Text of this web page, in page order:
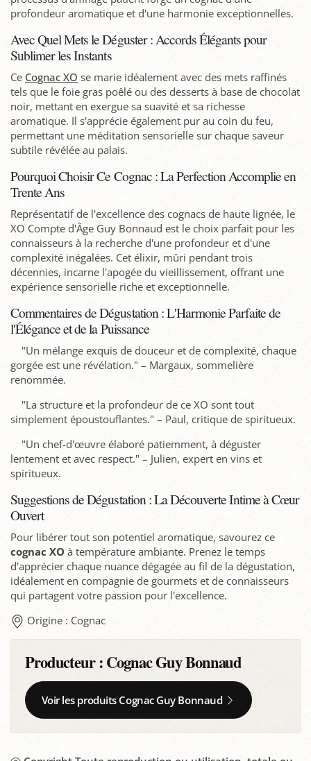
profondeur aromatique et d'une harmonie exceptionnelles.
Avec Quel Mets le Déguster : Accords Élégants pour
Sublimer les Instants
Ce Cognac XO se marie idéalement avec des mets raffinés
tels que le foie gras poêlé ou des desserts à base de chocolat
noir, mettant en exergue sa suavité et sa richesse
aromatique. Il s'apprécie également pur au coin du feu,
permettant une méditation sensorielle sur chaque saveur
subtile révélée au palais.
Pourquoi Choisir Ce Cognac : La Perfection Accomplie en
Trente Ans
Représentatif de l'excellence des cognacs de haute lignée, le
XO Compte d'Âge Guy Bonnaud est le choix parfait pour les
connaisseurs à la recherche d'une profondeur et d'une
complexité inégalées. Cet élixir, mûri pendant trois
décennies, incarne l'apogée du vieillissement, offrant une
expérience sensorielle riche et exceptionnelle.
Commentaires de Dégustation : L'Harmonie Parfaite de
l'Élégance et de la Puissance
"Un mélange exquis de douceur et de complexité, chaque
gorgée est une révélation." – Margaux, sommelière
renommée.
"La structure et la profondeur de ce XO sont tout
simplement époustouflantes." – Paul, critique de spiritueux.
"Un chef-d'œuvre élaboré patiemment, à déguster
lentement et avec respect." – Julien, expert en vins et
spiritueux.
Suggestions de Dégustation : La Découverte Intime à Cœur
Ouvert
Pour libérer tout son potentiel aromatique, savourez ce
cognac XO à température ambiante. Prenez le temps
d'apprécier chaque nuance dégagée au fil de la dégustation,
idéalement en compagnie de gourmets et de connaisseurs
qui partagent votre passion pour l'excellence.
Origine : Cognac
Producteur :Cognac Guy Bonnaud
Voir les produits Cognac Guy Bonnaud